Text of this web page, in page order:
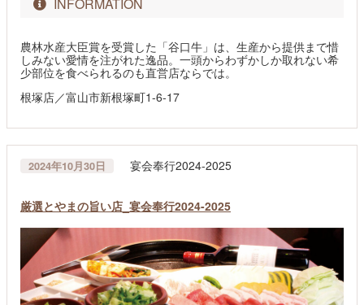
INFORMATION
農林水産大臣賞を受賞した「谷口牛」は、生産から提供まで惜
しみない愛情を注がれた逸品。一頭からわずかしか取れない希
少部位を食べられるのも直営店ならでは。
根塚店／富山市新根塚町1-6-17
2024年10月30日 宴会奉行2024-2025
厳選とやまの旨い店_宴会奉行2024-2025